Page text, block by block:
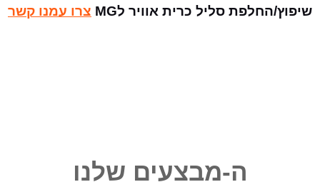
שיפוץ/החלפת סליל כרית אוויר לMG
צרו עמנו קשר
ה-מבצעים שלנו